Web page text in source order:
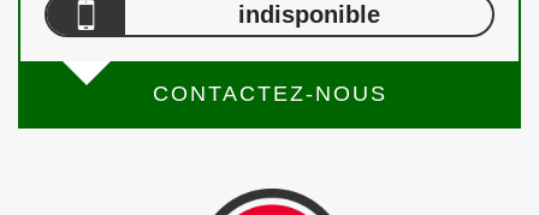
indisponible
CONTACTEZ-NOUS